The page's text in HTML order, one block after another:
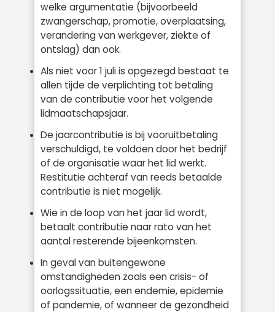
welke argumentatie (bijvoorbeeld
zwangerschap, promotie, overplaatsing,
verandering van werkgever, ziekte of
ontslag) dan ook.
Als niet voor 1 juli is opgezegd bestaat te
allen tijde de verplichting tot betaling
van de contributie voor het volgende
lidmaatschapsjaar.
De jaarcontributie is bij vooruitbetaling
verschuldigd, te voldoen door het bedrijf
of de organisatie waar het lid werkt.
Restitutie achteraf van reeds betaalde
contributie is niet mogelijk.
Wie in de loop van het jaar lid wordt,
betaalt contributie naar rato van het
aantal resterende bijeenkomsten.
In geval van buitengewone
omstandigheden zoals een crisis- of
oorlogssituatie, een endemie, epidemie
of pandemie, of wanneer de gezondheid